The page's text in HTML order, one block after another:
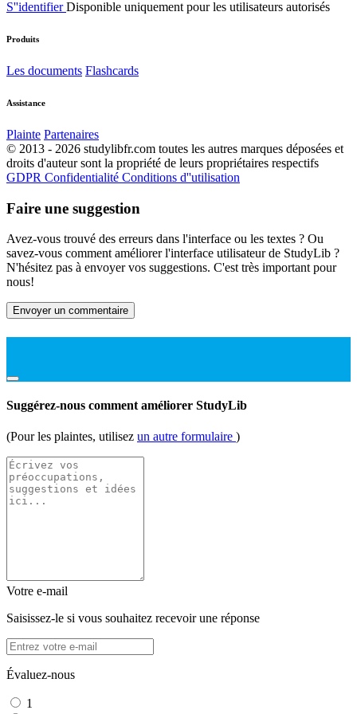
S''identifierDisponible uniquement pour les utilisateurs autorisés
Produits
Les documents Flashcards
Assistance
Plainte Partenaires
© 2013 - 2026 studylibfr.com toutes les autres marques déposées et
droits d'auteur sont la propriété de leurs propriétaires respectifs
GDPR Confidentialité Conditions d''utilisation
Faire une suggestion
Avez-vous trouvé des erreurs dans l'interface ou les textes ? Ou
savez-vous comment améliorer l'interface utilisateur de StudyLib ?
N'hésitez pas à envoyer vos suggestions. C'est très important pour
nous!
Envoyer un commentaire
Suggérez-nous comment améliorer StudyLib
(Pour les plaintes, utilisez un autre formulaire )
Votre e-mail
Saisissez-le si vous souhaitez recevoir une réponse
Évaluez-nous
1